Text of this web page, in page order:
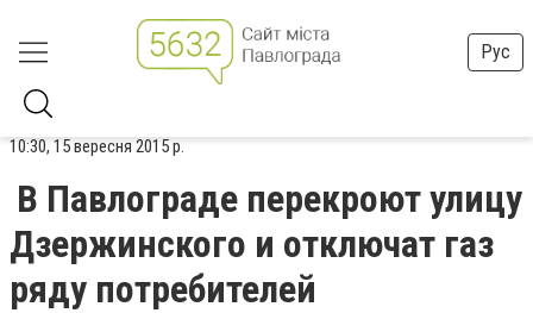
Рус
10:30, 15 вересня 2015 р.
В Павлограде перекроют улицу
Дзержинского и отключат газ
ряду потребителей